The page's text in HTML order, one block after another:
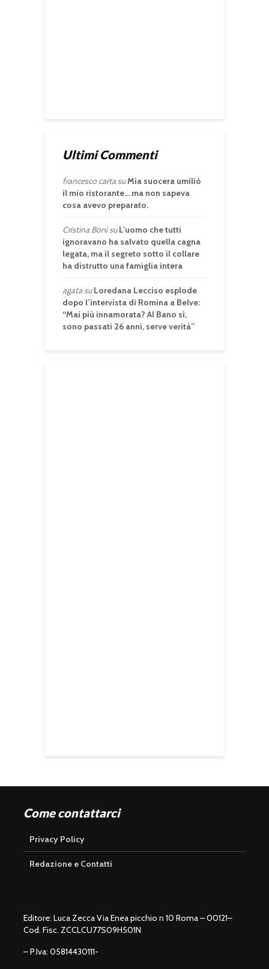
Ultimi Commenti
francesco cartasuMia suocera umiliò
il mio ristorante… ma non sapeva
cosa avevo preparato.
Cristina BonisuL’uomo che tutti
ignoravano ha salvato quella cagna
legata, ma il segreto sotto il collare
ha distrutto una famiglia intera
agatasuLoredana Lecciso esplode
dopo l’intervista di Romina a Belve:
“Mai più innamorata? Al Bano sì,
sono passati 26 anni, serve verità”
Come contattarci
Privacy Policy
Redazione e Contatti
Editore: Luca Zecca Via Enea picchio n 10 Roma – 00121–
Cod. Fisc. ZCCLCU77S09H501N
– P.Iva: 05814430111-